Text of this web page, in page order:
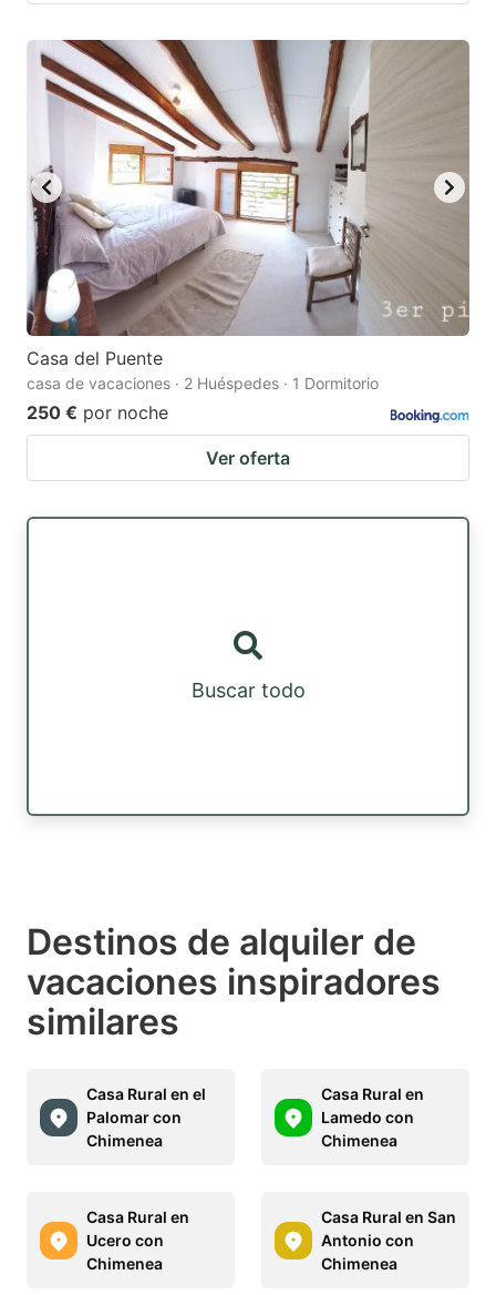
Casa del Puente
casa de vacaciones · 2 Huéspedes · 1 Dormitorio
250 € por noche
Ver oferta
Buscar todo
Destinos de alquiler de
vacaciones inspiradores
similares
Casa Rural en el
Palomar con
Chimenea
Casa Rural en
Lamedo con
Chimenea
Casa Rural en
Ucero con
Chimenea
Casa Rural en San
Antonio con
Chimenea